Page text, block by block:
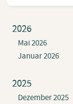
2026
Mai 2026
Januar 2026
2025
Dezember 2025